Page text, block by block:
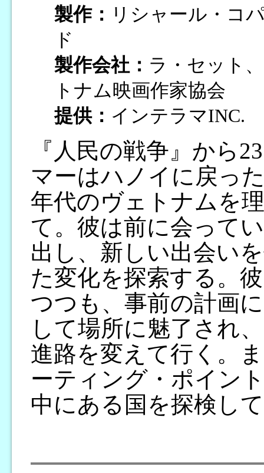
製作： リシャール・コ
ド
製作会社： ラ・セット
トナム映画作家協会
提供： インテラマINC.
『人民の戦争』から
マーはハノイに戻っ
年代のヴェトナムを
て。彼は前に会って
出し、新しい出会い
た変化を探索する。
つつも、事前の計画
して場所に魅了され
進路を変えて行く。
ーティング・ポイン
中にある国を探検し